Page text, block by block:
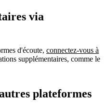
via
d'écoute, connectez-vous à
supplémentaires, comme le
plateformes